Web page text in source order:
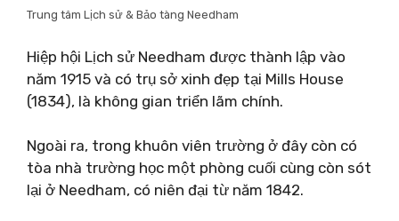
Trung tâm Lịch sử & Bảo tàng Needham
Hiệp hội Lịch sử Needham được thành lập vào
năm 1915 và có trụ sở xinh đẹp tại Mills House
(1834), là không gian triển lãm chính.
Ngoài ra, trong khuôn viên trường ở đây còn có
tòa nhà trường học một phòng cuối cùng còn sót
lại ở Needham, có niên đại từ năm 1842.